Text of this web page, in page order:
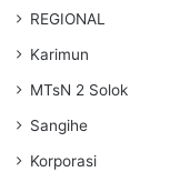
REGIONAL
Karimun
MTsN 2 Solok
Sangihe
Korporasi